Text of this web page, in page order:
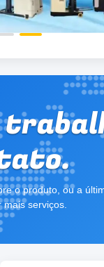
o produto, ou a
serviços.